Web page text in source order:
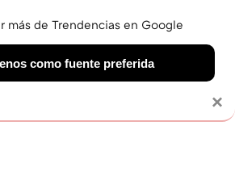
OFERTAS EN×
más de Trendencias en Google
como fuente preferida